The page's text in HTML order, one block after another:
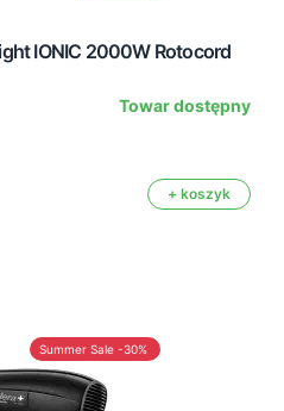
IONIC 2000W Rotocord
Towar dostępny
+ koszyk
Summer Sale -30%